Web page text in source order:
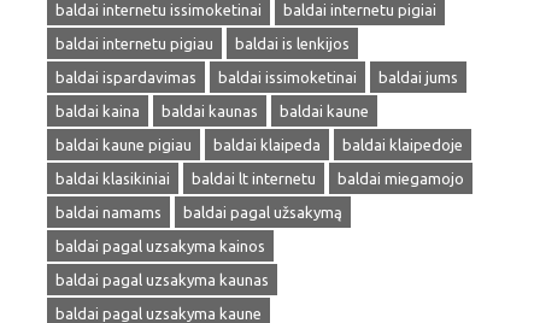
baldai internetu issimoketinai
baldai internetu pigiai
baldai internetu pigiau
baldai is lenkijos
baldai ispardavimas
baldai issimoketinai
baldai jums
baldai kaina
baldai kaunas
baldai kaune
baldai kaune pigiau
baldai klaipeda
baldai klaipedoje
baldai klasikiniai
baldai lt internetu
baldai miegamojo
baldai namams
baldai pagal užsakymą
baldai pagal uzsakyma kainos
baldai pagal uzsakyma kaunas
baldai pagal uzsakyma kaune